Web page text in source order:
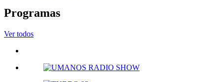
Programas
Ver todos